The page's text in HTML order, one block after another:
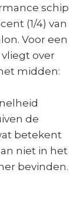
schip
(1/4) van
Voor een
over
midden:
de
betekent
niet in het
bevinden.